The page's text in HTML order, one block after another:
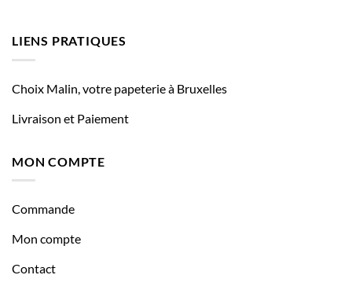
LIENS PRATIQUES
Choix Malin, votre papeterie à Bruxelles
Livraison et Paiement
MON COMPTE
Commande
Mon compte
Contact